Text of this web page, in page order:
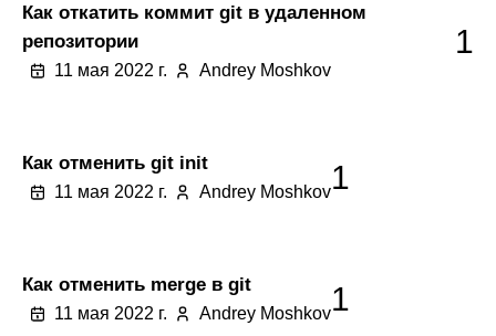
Как откатить коммит git в удаленном
репозитории
11 мая 2022 г. Andrey Moshkov
1
Как отменить git init
11 мая 2022 г. Andrey Moshkov1
Как отменить merge в git
11 мая 2022 г. Andrey Moshkov1